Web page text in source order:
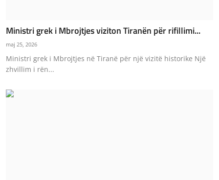
Ministri grek i Mbrojtjes viziton Tiranën për rifillimi...
maj 25, 2026
Ministri grek i Mbrojtjes në Tiranë për një vizitë historike Një
zhvillim i rën...